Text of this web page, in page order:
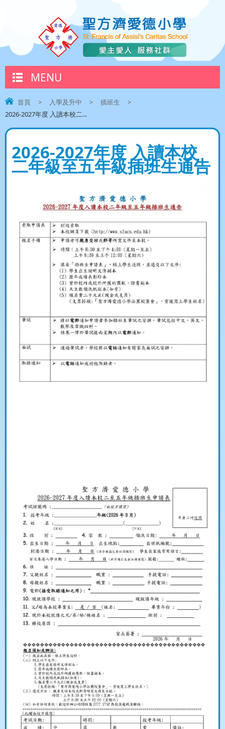
MENU
首頁 > 入學及升中 > 插班生
>
2026-2027年度 入讀本校二...
2026-2027年度 入讀本校
二年級至五年級插班生通告